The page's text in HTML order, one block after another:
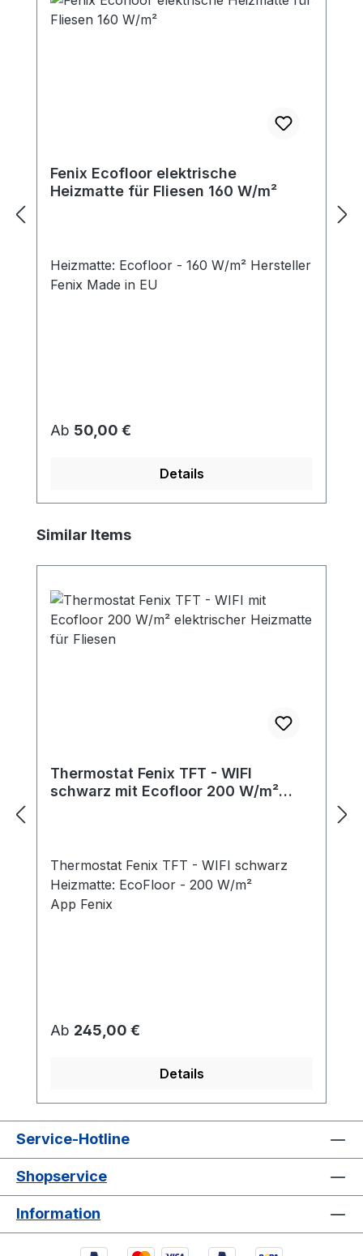
Fenix Ecofloor elektrische
Heizmatte für Fliesen 160 W/m²
Heizmatte: Ecofloor - 160 W/m² Hersteller
Fenix Made in EU
Regulärer Preis:
Ab 50,00 €
Details
Produktgalerie überspringen
Similar Items
Thermostat Fenix TFT - WIFI
schwarz mit Ecofloor 200 W/m²
Thermostat Fenix TFT - WIFI schwarz
Heizmatte: EcoFloor - 200 W/m²
App Fenix
Regulärer Preis:
Ab 245,00 €
Details
Service-Hotline
Shopservice
Information